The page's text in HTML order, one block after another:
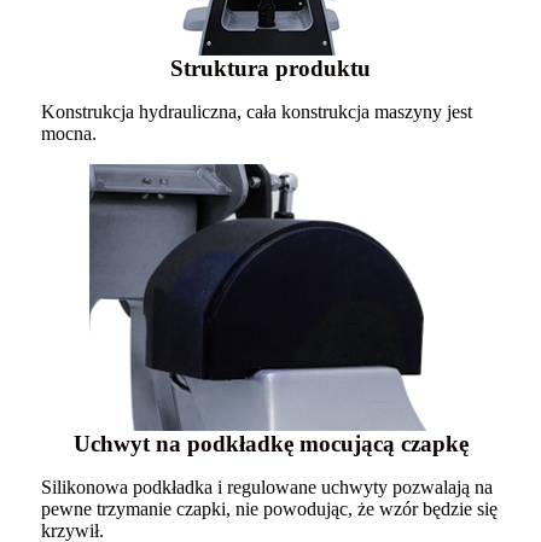
Struktura produktu
Konstrukcja hydrauliczna, cała konstrukcja maszyny jest
mocna.
Uchwyt na podkładkę mocującą czapkę
Silikonowa podkładka i regulowane uchwyty pozwalają na
pewne trzymanie czapki, nie powodując, że wzór będzie się
krzywił.